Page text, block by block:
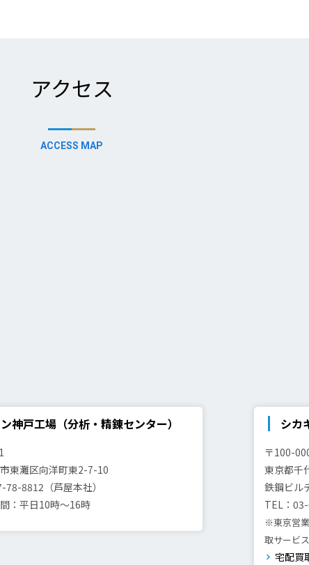
アクセス
ACCESS MAP
神戸工場（分析・精錬センター）
東灘区向洋町東2-7-10
8812（芦屋本社）
：平日10時～16時
シカ
〒100-
東京都千
鉄鋼ビル
TEL：
※東京営
取サービ
宅配買